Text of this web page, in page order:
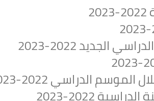
2022-2023
الدراسي 2022-2023
2022-2023